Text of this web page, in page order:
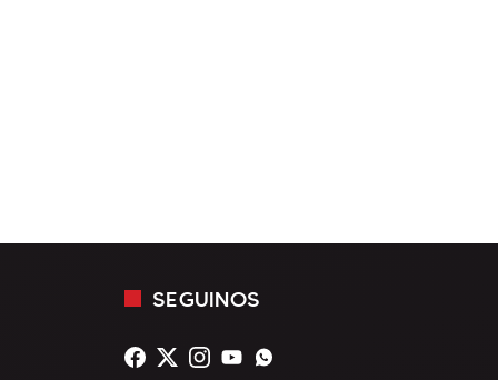
SEGUINOS